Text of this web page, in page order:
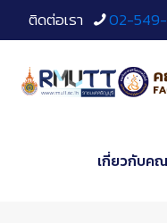
to
Content
ติดต่อเรา 02-
เกี่ยวกับค